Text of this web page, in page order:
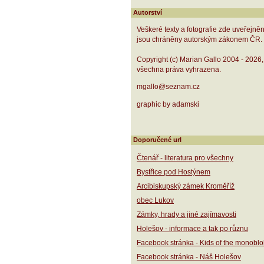
Autorství
Veškeré texty a fotografie zde
jsou chráněny autorským zákonem ČR.
Copyright (c) Marian Gallo 2004 - 2026,
všechna práva vyhrazena.
mgallo@seznam.cz
graphic by adamski
Doporučené url
Čtenář - literatura pro všechny
Bystřice pod Hostýnem
Arcibiskupský zámek Kroměříž
obec Lukov
Zámky, hrady a jiné zajímavosti
Holešov - informace a tak po různu
Facebook stránka - Kids of the
Facebook stránka - Náš Holešov